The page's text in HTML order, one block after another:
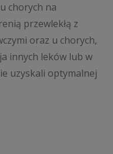
chorych na
przewlekłą z
oraz u chorych,
innych leków lub w
uzyskali optymalnej